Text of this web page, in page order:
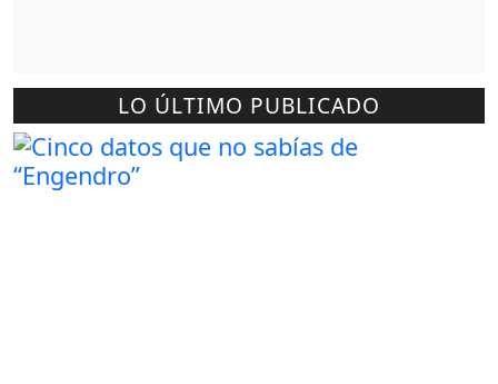
LO ÚLTIMO PUBLICADO